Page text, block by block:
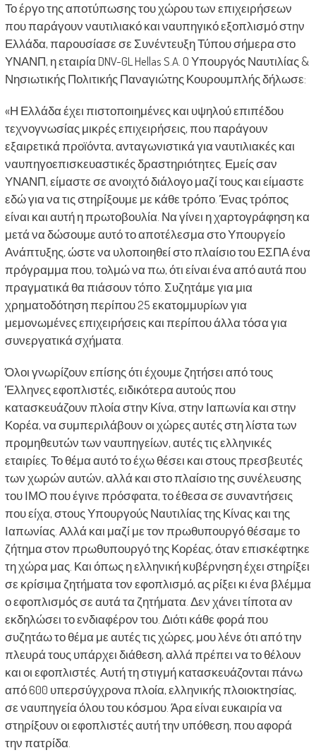
Το έργο της αποτύπωσης του χώρου των επιχειρήσεων
που παράγουν ναυτιλιακό και ναυπηγικό εξοπλισμό στην
Ελλάδα, παρουσίασε σε Συνέντευξη Τύπου σήμερα στο
ΥΝΑΝΠ, η εταιρία DNV-GL Hellas S.A. O Υπουργός Ναυτιλίας &
Νησιωτικής Πολιτικής Παναγιώτης Κουρουμπλής δήλωσε:
«Η Ελλάδα έχει πιστοποιημένες και υψηλού επιπέδου
τεχνογνωσίας μικρές επιχειρήσεις, που παράγουν
εξαιρετικά προϊόντα, ανταγωνιστικά για ναυτιλιακές και
ναυπηγοεπισκευαστικές δραστηριότητες. Εμείς σαν
ΥΝΑΝΠ, είμαστε σε ανοιχτό διάλογο μαζί τους και είμαστε
εδώ για να τις στηρίξουμε με κάθε τρόπο. Ένας τρόπος
είναι και αυτή η πρωτοβουλία. Να γίνει η χαρτογράφηση κα
μετά να δώσουμε αυτό το αποτέλεσμα στο Υπουργείο
Ανάπτυξης, ώστε να υλοποιηθεί στο πλαίσιο του ΕΣΠΑ ένα
πρόγραμμα που, τολμώ να πω, ότι είναι ένα από αυτά που
πραγματικά θα πιάσουν τόπο. Συζητάμε για μια
χρηματοδότηση περίπου 25 εκατομμυρίων για
μεμονωμένες επιχειρήσεις και περίπου άλλα τόσα για
συνεργατικά σχήματα.
Όλοι γνωρίζουν επίσης ότι έχουμε ζητήσει από τους
Έλληνες εφοπλιστές, ειδικότερα αυτούς που
κατασκευάζουν πλοία στην Κίνα, στην Ιαπωνία και στην
Κορέα, να συμπεριλάβουν οι χώρες αυτές στη λίστα των
προμηθευτών των ναυπηγείων, αυτές τις ελληνικές
εταιρίες. Το θέμα αυτό το έχω θέσει και στους πρεσβευτές
των χωρών αυτών, αλλά και στο πλαίσιο της συνέλευσης
του ΙΜΟ που έγινε πρόσφατα, το έθεσα σε συναντήσεις
που είχα, στους Υπουργούς Ναυτιλίας της Κίνας και της
Ιαπωνίας. Αλλά και μαζί με τον πρωθυπουργό θέσαμε το
ζήτημα στον πρωθυπουργό της Κορέας, όταν επισκέφτηκε
τη χώρα μας. Και όπως η ελληνική κυβέρνηση έχει στηρίξει
σε κρίσιμα ζητήματα τον εφοπλισμό, ας ρίξει κι ένα βλέμμα
ο εφοπλισμός σε αυτά τα ζητήματα. Δεν χάνει τίποτα αν
εκδηλώσει το ενδιαφέρον του. Διότι κάθε φορά που
συζητάω το θέμα με αυτές τις χώρες, μου λένε ότι από την
πλευρά τους υπάρχει διάθεση, αλλά πρέπει να το θέλουν
και οι εφοπλιστές. Αυτή τη στιγμή κατασκευάζονται πάνω
από 600 υπερσύγχρονα πλοία, ελληνικής πλοιοκτησίας,
σε ναυπηγεία όλου του κόσμου. Άρα είναι ευκαιρία να
στηρίξουν οι εφοπλιστές αυτή την υπόθεση, που αφορά
την πατρίδα.